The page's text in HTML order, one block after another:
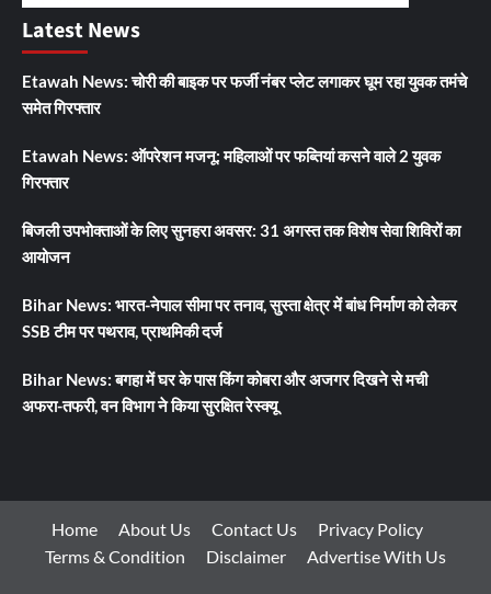
Latest News
Etawah News: चोरी की बाइक पर फर्जी नंबर प्लेट लगाकर घूम रहा युवक तमंचे
समेत गिरफ्तार
Etawah News: ऑपरेशन मजनू: महिलाओं पर फब्तियां कसने वाले 2 युवक
गिरफ्तार
बिजली उपभोक्ताओं के लिए सुनहरा अवसर: 31 अगस्त तक विशेष सेवा शिविरों का
आयोजन
Bihar News: भारत-नेपाल सीमा पर तनाव, सुस्ता क्षेत्र में बांध निर्माण को लेकर
SSB टीम पर पथराव, प्राथमिकी दर्ज
Bihar News: बगहा में घर के पास किंग कोबरा और अजगर दिखने से मची
अफरा-तफरी, वन विभाग ने किया सुरक्षित रेस्क्यू
Home About Us Contact Us
Privacy Policy
Terms & Condition
Disclaimer Advertise With Us